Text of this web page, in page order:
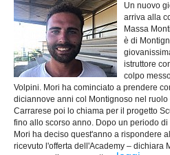
Un nuovo
arriva alla
Massa
è di
istruttore
colpo
Volpini. Mori ha cominciato a prendere
diciannove anni col Montignoso nel
Carrarese poi lo chiama per il progetto
fino allo scorso anno. Dopo un periodo
Mori ha deciso quest'anno a rispondere
ricevuto l'offerta dell'Academy – dichiara